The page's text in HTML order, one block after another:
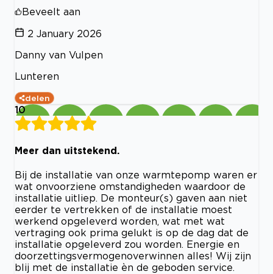
Beveelt aan
2 January 2026
Danny van Vulpen
Lunteren
delen
10
Meer dan uitstekend.
Bij de installatie van onze warmtepomp waren er
wat onvoorziene omstandigheden waardoor de
installatie uitliep. De monteur(s) gaven aan niet
eerder te vertrekken of de installatie moest
werkend opgeleverd worden, wat met wat
vertraging ook prima gelukt is op de dag dat de
installatie opgeleverd zou worden. Energie en
doorzettingsvermogenoverwinnen alles! Wij zijn
blij met de installatie èn de geboden service.